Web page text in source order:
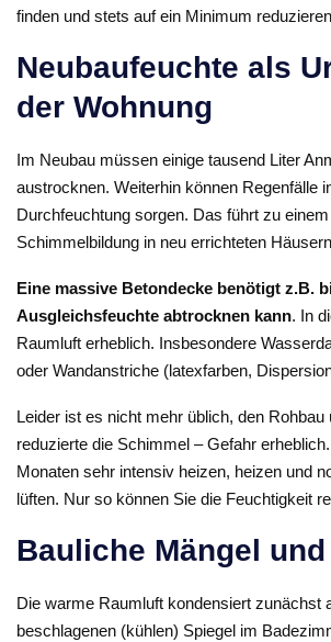
finden und stets auf ein Minimum
Neubaufeuchte als
der Wohnung
Im Neubau müssen einige tausend Liter
austrocknen. Weiterhin können Regenfälle
Durchfeuchtung sorgen. Das führt zu
Schimmelbildung in neu errichteten
Eine massive Betondecke benötigt z.B.
Ausgleichsfeuchte abtrocknen kann. In
Raumluft erheblich. Insbesondere
oder Wandanstriche (latexfarben,
Leider ist es nicht mehr üblich, den
reduzierte die Schimmel – Gefahr
Monaten sehr intensiv heizen, heizen und
lüften. Nur so können Sie die Feuchtigkeit
Bauliche Mängel
Die warme Raumluft kondensiert zunächst
beschlagenen (kühlen) Spiegel im